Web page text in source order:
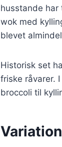
husstande har
wok med
blevet
Historisk set
friske råvarer.
broccoli til